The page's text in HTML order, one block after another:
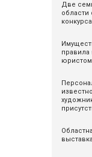
Две
области
правила